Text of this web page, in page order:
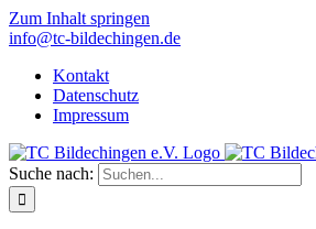
Zum Inhalt springen
info@tc-bildechingen.de
Kontakt
Datenschutz
Impressum
Suche nach: